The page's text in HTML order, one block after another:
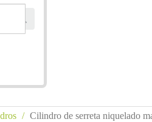
Cilindro de serreta niquelado